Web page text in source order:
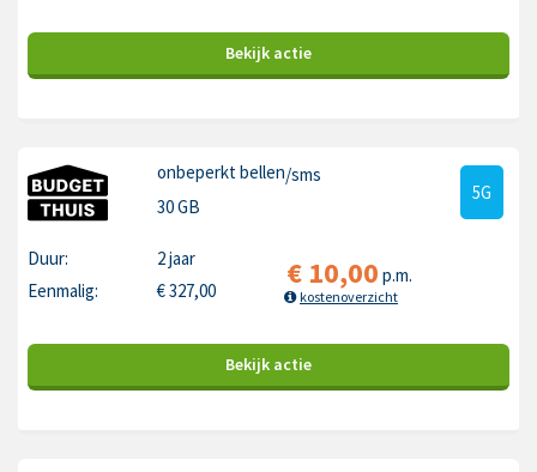
Bekijk actie
onbeperkt bellen/sms
30 GB
5G
Duur:
2 jaar
Eenmalig:
€327,00 € 10,00 p.m.
kostenoverzicht
Bekijk actie